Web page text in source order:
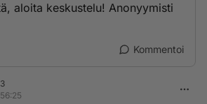
aloita keskustelu! Anonyymisti
Kommentoi